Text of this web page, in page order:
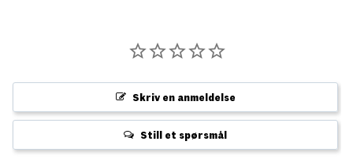
Skriv en anmeldelse
Still et spørsmål